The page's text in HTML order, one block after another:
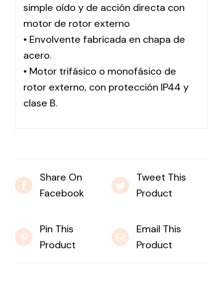
Variedad de soluciones solares para todo tipo
de necesidades.
Solar lighting
Variety of solar solutions for all kinds of needs.
simple oído y de acción directa con
motor de rotor externo
• Envolvente fabricada en chapa de
acero.
• Motor trifásico o monofásico de
rotor externo, con protección IP44 y
clase B.
Share On
Facebook
Tweet This
Product
Pin This
Product
Email This
Product